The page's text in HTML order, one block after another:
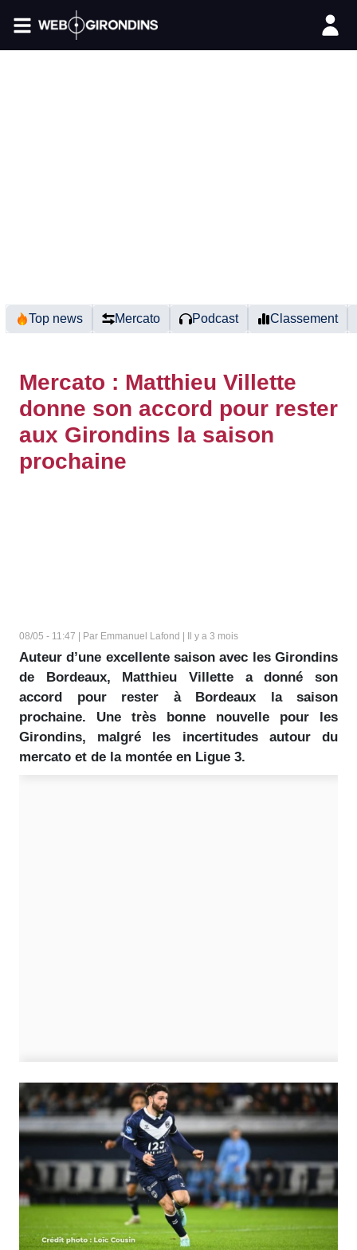
Top news Mercato Podcast Classement
Mercato : Matthieu Villette
donne son accord pour rester
aux Girondins la saison
prochaine
08/05 - 11:47 | Par Emmanuel Lafond | Il y a 3 mois
Auteur d’une excellente saison avec les Girondins
de Bordeaux, Matthieu Villette a donné son
accord pour rester à Bordeaux la saison
prochaine. Une très bonne nouvelle pour les
Girondins, malgré les incertitudes autour du
mercato et de la montée en Ligue 3.